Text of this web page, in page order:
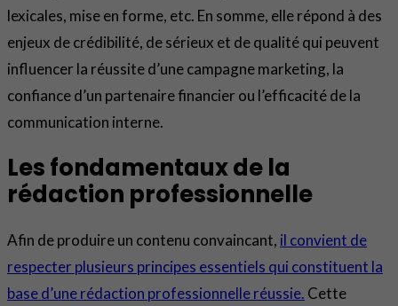
lexicales, mise en forme, etc. En somme, elle répond à des
enjeux de crédibilité, de sérieux et de qualité qui peuvent
influencer la réussite d’une campagne marketing, la
confiance d’un partenaire financier ou l’efficacité de la
communication interne.
Les fondamentaux de la
rédaction professionnelle
Afin de produire un contenu convaincant, il convient de
respecter plusieurs principes essentiels qui constituent la
base d’une rédaction professionnelle réussie. Cette